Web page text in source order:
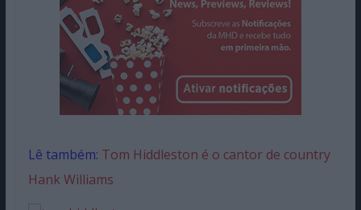
Lê também: Tom Hiddleston é o cantor de country
Hank Williams